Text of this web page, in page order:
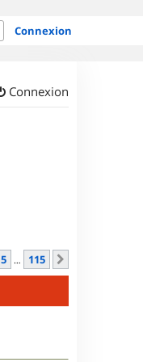
Connexion
Connexion
5 … 115